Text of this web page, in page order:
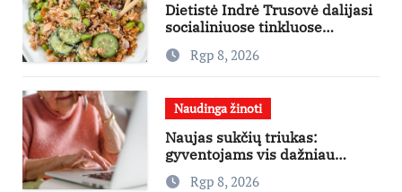
Dietistė Indrė Trusovė dalijasi
socialiniuose tinkluose
išpopuliarėjusiu lašišos salotų
receptuRgp 8, 2026
Naudinga žinoti
Naujas sukčių triukas:
gyventojams vis dažniau
skambina per „Viber“
Rgp 8, 2026